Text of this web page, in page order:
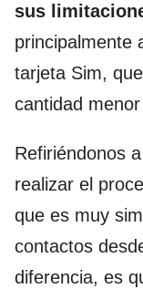
sus
principalmente
tarjeta Sim,
cantidad
Refiriéndonos
realizar el
que es muy
contactos
diferencia, es